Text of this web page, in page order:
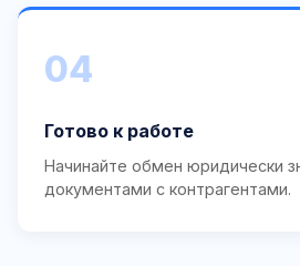
04
Готово к работе
Начинайте обмен юридически
документами с контрагентами.